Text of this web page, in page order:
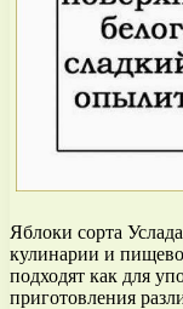
Яблоки сорта
кулинарии и
подходят как для
приготовления